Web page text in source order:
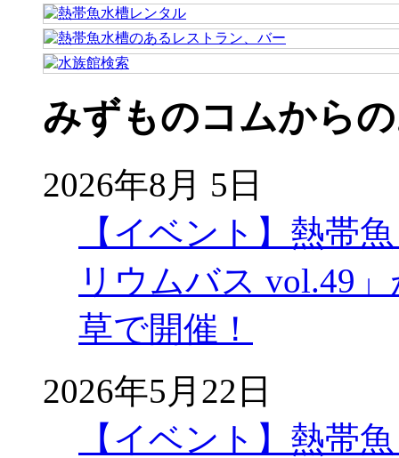
みずものコムから
2026年8月 5日
【イベント】熱帯
リウムバス vol.49
草で開催！
2026年5月22日
【イベント】熱帯